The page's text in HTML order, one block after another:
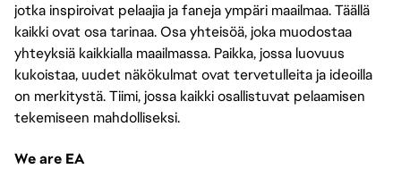
jotka inspiroivat pelaajia ja faneja ympäri maailmaa. Täällä
kaikki ovat osa tarinaa. Osa yhteisöä, joka muodostaa
yhteyksiä kaikkialla maailmassa. Paikka, jossa luovuus
kukoistaa, uudet näkökulmat ovat tervetulleita ja ideoilla
on merkitystä. Tiimi, jossa kaikki osallistuvat pelaamisen
tekemiseen mahdolliseksi.
We are EA